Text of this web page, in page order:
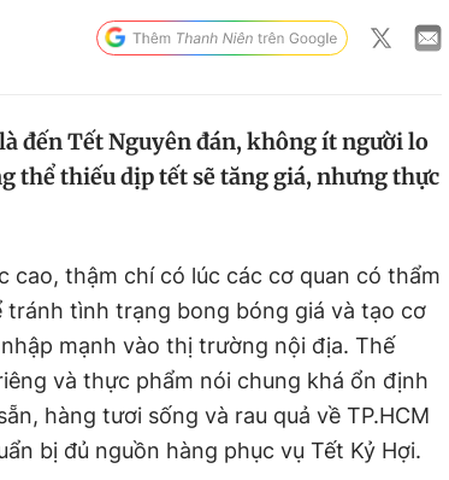
đến Tết Nguyên đán, không ít người lo
thể thiếu dịp tết sẽ tăng giá, nhưng thực
cao, thậm chí có lúc các cơ quan có thẩm
tránh tình trạng bong bóng giá và tạo cơ
mạnh vào thị trường nội địa. Thế
và thực phẩm nói chung khá ổn định
hàng tươi sống và rau quả về TP.HCM
bị đủ nguồn hàng phục vụ Tết Kỷ Hợi.